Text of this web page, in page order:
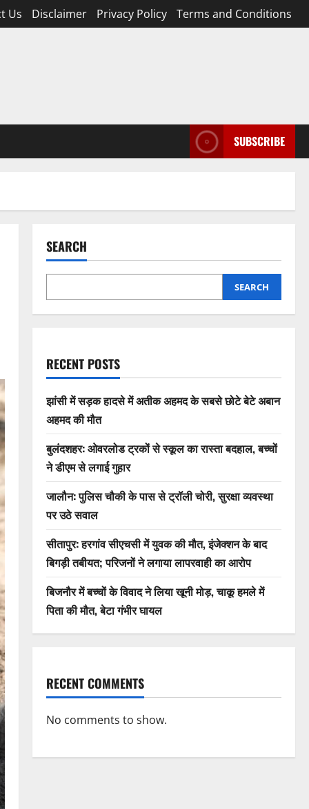
Us Disclaimer Privacy Policy Terms and Conditions
SUBSCRIBE
SEARCH
SEARCH
RECENT POSTS
झांसी में सड़क हादसे में अतीक अहमद के सबसे छोटे बेटे अबान
अहमद की मौत
बुलंदशहर: ओवरलोड ट्रकों से स्कूल का रास्ता बदहाल, बच्चों
ने डीएम से लगाई गुहार
जालौन: पुलिस चौकी के पास से ट्रॉली चोरी, सुरक्षा व्यवस्था
पर उठे सवाल
सीतापुर: हरगांव सीएचसी में युवक की मौत, इंजेक्शन के बाद
बिगड़ी तबीयत; परिजनों ने लगाया लापरवाही का आरोप
बिजनौर में बच्चों के विवाद ने लिया खूनी मोड़, चाकू हमले में
पिता की मौत, बेटा गंभीर घायल
RECENT COMMENTS
No comments to show.